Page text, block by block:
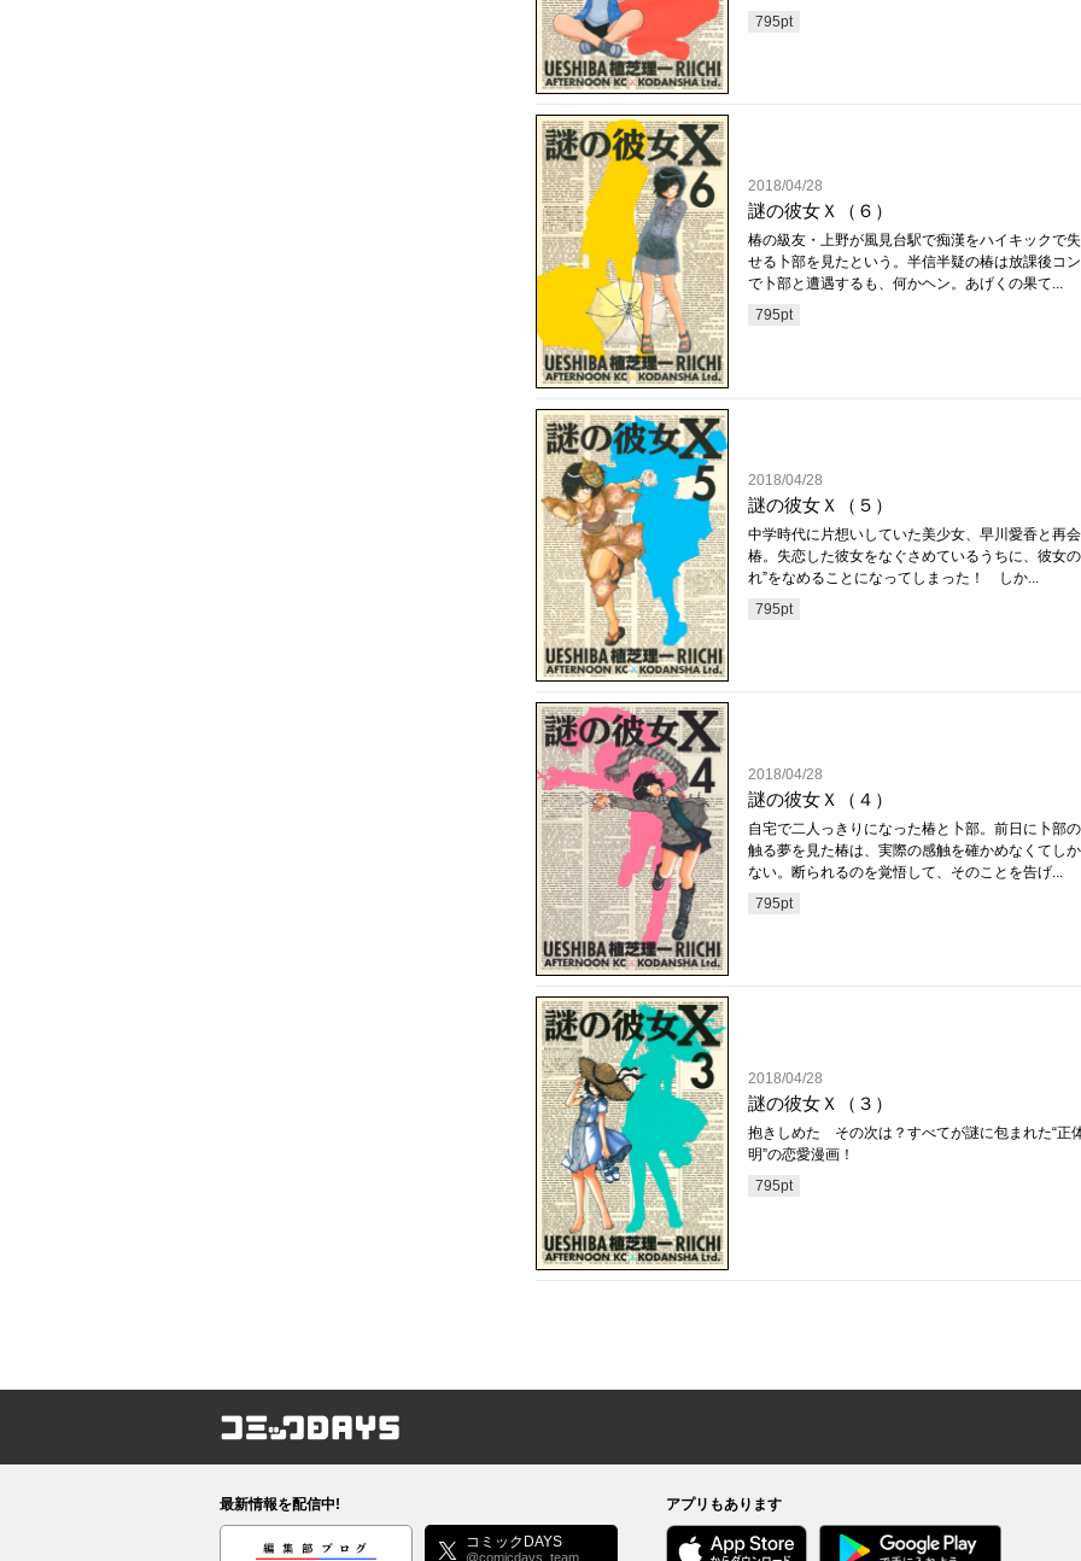
795pt
2018/04/28
謎の彼女Ｘ（６）
椿の級友・上野が風見台駅で痴漢をハイキックで
せる卜部を見たという。半信半疑の椿は放課後コ
で卜部と遭遇するも、何かヘン。あげくの果て...
795pt
2018/04/28
謎の彼女Ｘ（５）
中学時代に片想いしていた美少女、早川愛香と再
椿。失恋した彼女をなぐさめているうちに、彼女
れ”をなめることになってしまった！ しか...
795pt
2018/04/28
謎の彼女Ｘ（４）
自宅で二人っきりになった椿と卜部。前日に卜部
触る夢を見た椿は、実際の感触を確かめなくてし
ない。断られるのを覚悟して、そのことを告げ...
795pt
2018/04/28
謎の彼女Ｘ（３）
抱きしめた その次は？すべてが謎に包まれた“正
明”の恋愛漫画！
795pt
コミックDAYS
最新情報を配信中!
編集部ブログ コミックDAYS
@comicdays_team
アプリもあります